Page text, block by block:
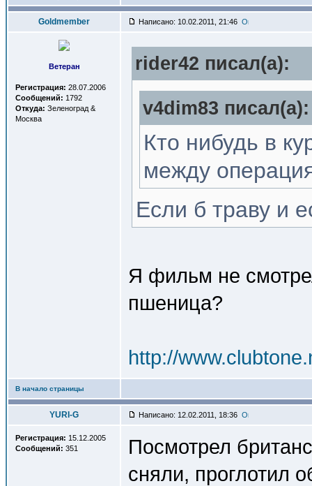
Goldmember Написано: 10.02.2011, 21:46
Ветеран
Регистрация: 28.07.2006
Сообщений: 1792
Откуда: Зеленоград &
Москва
rider42 писал(a):
v4dim83 писал(a):
Кто нибудь в
между
Если б траву и
Я фильм не
пшеница?
http://
В начало страницы
YURI-G Написано: 12.02.2011, 18:36
Регистрация: 15.12.2005
Сообщений: 351
Посмотрел
сняли, проглотил